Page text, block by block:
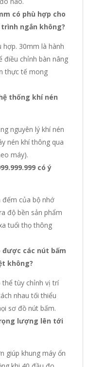
có phù hợp cho
ngắn không?
hợp. 30mm là hành
điều chỉnh bàn nâng
thực tế mong
thống khí nén
nguyên lý khí nén
nén khí thông qua
máy).
có ý
đếm của bộ nhớ
độ bền sản phẩm
tuổi thọ thông
được các nút bấm
không?
thể tùy chỉnh vị trí
nhau tối thiểu
sơ đồ nút bấm.
lượng lên tới
giúp khung máy ổn